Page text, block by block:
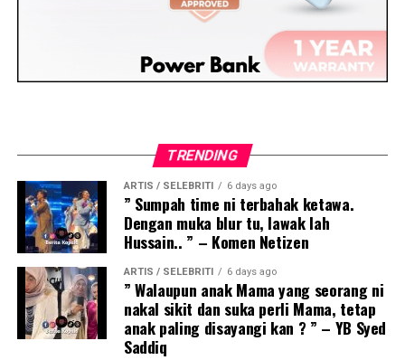
TRENDING
ARTIS / SELEBRITI 6 days ago
” Sumpah time ni terbahak ketawa.
Dengan muka blur tu, lawak lah
Hussain.. ” – Komen Netizen
ARTIS / SELEBRITI 6 days ago
” Walaupun anak Mama yang seorang ni
nakal sikit dan suka perli Mama, tetap
anak paling disayangi kan ? ” – YB Syed
Saddiq